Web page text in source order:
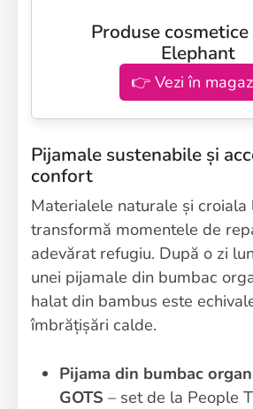
Produse
Elephant
👉 Vezi în
Pijamale sustenabile și
confort
Materialele naturale și croiala
transformă momentele de
adevărat refugiu. După o zi
unei pijamale din bumbac
halat din bambus este
îmbrățișări calde.
Pijama din bumbac
GOTS – set de la People